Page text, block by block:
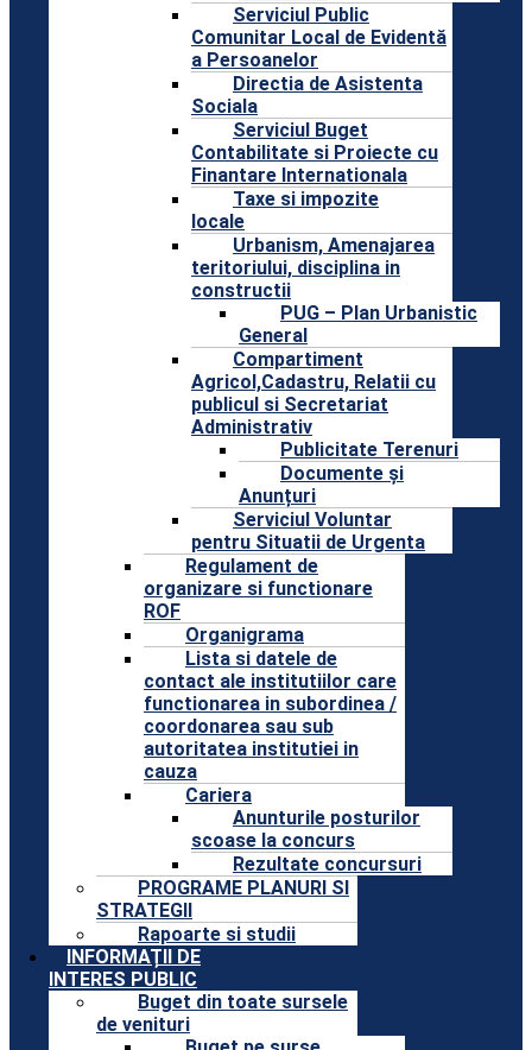
Serviciul Public
Comunitar Local de Evidentă
a Persoanelor
Directia de Asistenta
Sociala
Serviciul Buget
Contabilitate si Proiecte cu
Finantare Internationala
Taxe si impozite
locale
Urbanism, Amenajarea
teritoriului, disciplina in
constructii
PUG – Plan Urbanistic
General
Compartiment
Agricol,Cadastru, Relatii cu
publicul si Secretariat
Administrativ
Publicitate Terenuri
Documente și
Anunțuri
Serviciul Voluntar
pentru Situatii de Urgenta
Regulament de
organizare si functionare
ROF
Organigrama
Lista si datele de
contact ale institutiilor care
functionarea in subordinea /
coordonarea sau sub
autoritatea institutiei in
cauza
Cariera
Anunturile posturilor
scoase la concurs
Rezultate concursuri
PROGRAME PLANURI SI
STRATEGII
Rapoarte si studii
INFORMAȚII DE
INTERES PUBLIC
Buget din toate sursele
de venituri